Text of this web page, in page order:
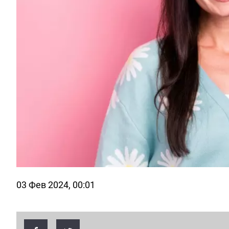
03 Фев 2024, 00:01